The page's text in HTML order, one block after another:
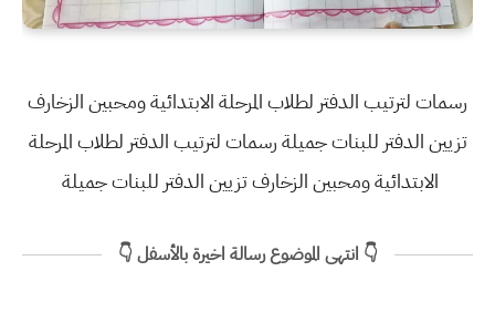
رسمات لترتيب الدفتر لطلاب المرحلة الابتدائية ومحبين الزخارف
تزيين الدفتر للبنات جميلة رسمات لترتيب الدفتر لطلاب المرحلة
الابتدائية ومحبين الزخارف تزيين الدفتر للبنات جميلة
👇 انتهى الموضوع رسالة اخيرة بالأسفل 👇